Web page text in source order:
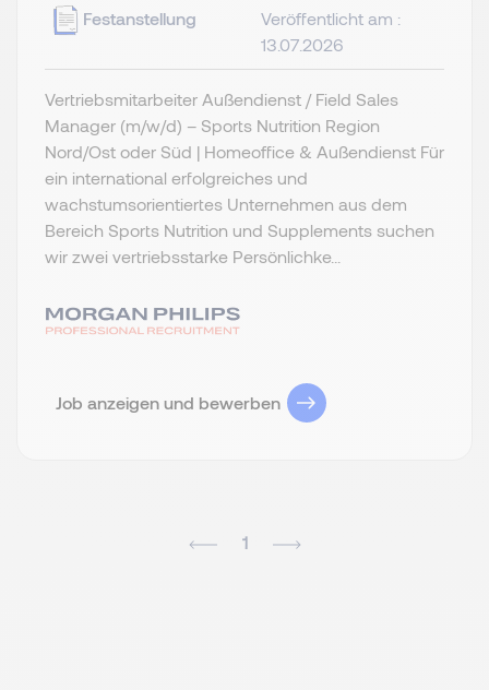
Festanstellung
Veröffentlicht am :
13.07.2026
Vertriebsmitarbeiter Außendienst / Field Sales
Manager (m/w/d) – Sports Nutrition Region
Nord/Ost oder Süd | Homeoffice & Außendienst Für
ein international erfolgreiches und
wachstumsorientiertes Unternehmen aus dem
Bereich Sports Nutrition und Supplements suchen
wir zwei vertriebsstarke Persönlichke...
Job anzeigen und bewerben
1